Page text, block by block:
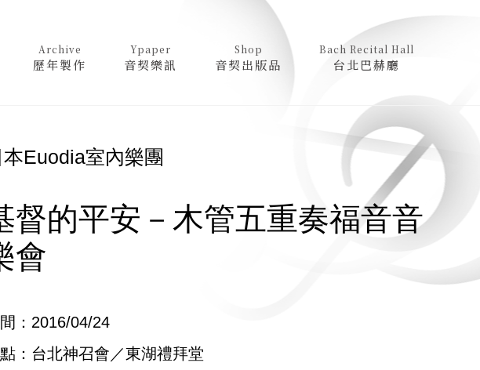
Archive
歷年製作
Ypaper
音契樂訊
Shop
音契出版品
Bach Recital Hall
台北巴赫廳
本Euodia室內樂團
督的平安－木管五重奏福音音
會
：2016/04/24
：台北神召會／東湖禮拜堂